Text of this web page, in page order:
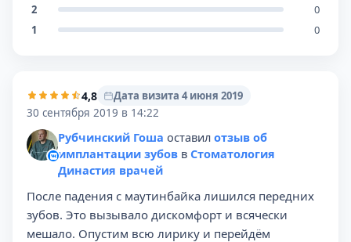
2
0
1
0
4,8
Дата визита 4 июня 2019
30 сентября 2019 в 14:22
Рубчинский Гоша оставил отзыв об
имплантации зубов в Стоматология
Династия врачей
После падения с маутинбайка лишился передних
зубов. Это вызывало дискомфорт и всячески
мешало. Опустим всю лирику и перейдём